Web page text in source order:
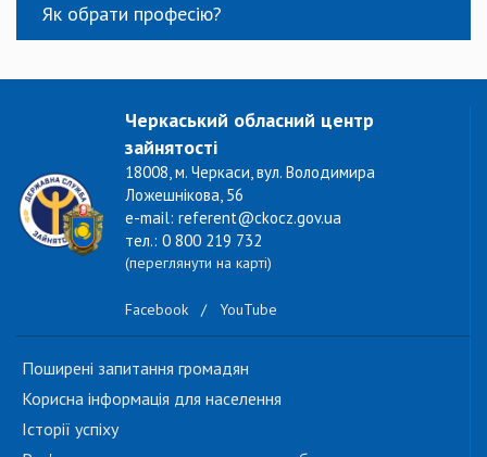
Як обрати професію?
Черкаський обласний центр
зайнятості
18008, м. Черкаси, вул. Володимира
Ложешнікова, 56
e-mail: referent@ckocz.gov.ua
тел.: 0 800 219 732
(переглянути на карті)
Facebook / YouTube
Поширені запитання громадян
Корисна інформація для населення
Історії успіху